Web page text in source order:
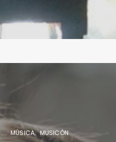
MÚSICA MUSICÓN